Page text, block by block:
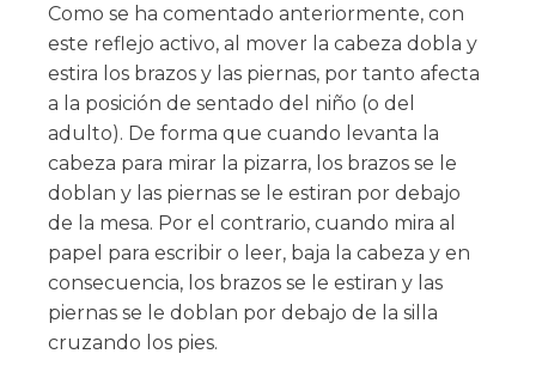
Como se ha comentado anteriormente, con
este reflejo activo, al mover la cabeza dobla y
estira los brazos y las piernas, por tanto afecta
a la posición de sentado del niño (o del
adulto). De forma que cuando levanta la
cabeza para mirar la pizarra, los brazos se le
doblan y las piernas se le estiran por debajo
de la mesa. Por el contrario, cuando mira al
papel para escribir o leer, baja la cabeza y en
consecuencia, los brazos se le estiran y las
piernas se le doblan por debajo de la silla
cruzando los pies.